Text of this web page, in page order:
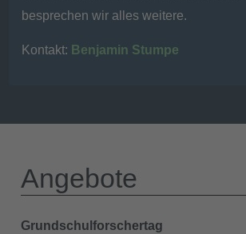
besprechen wir alles weitere.
Kontakt: Benjamin Stumpe
Angebote
Grundschulforschertag